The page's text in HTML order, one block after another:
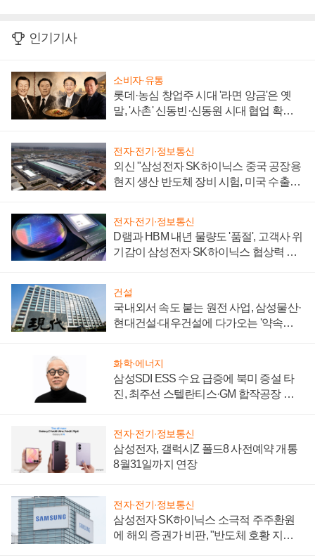
인기기사
소비자·유통
롯데·농심 창업주 시대 '라면 앙금'은 옛
말, '사촌' 신동빈·신동원 시대 협업 확대
전자·전기·정보통신
외신 "삼성전자 SK하이닉스 중국 공장용
현지 생산 반도체 장비 시험, 미국 수출통
전자·전기·정보통신
D램과 HBM 내년 물량도 '품절', 고객사 위
기감이 삼성전자 SK하이닉스 협상력 더
건설
국내외서 속도 붙는 원전 사업, 삼성물산·
현대건설·대우건설에 다가오는 '약속의
화학·에너지
삼성SDI ESS 수요 급증에 북미 증설 타
진, 최주선 스텔란티스·GM 합작공장 건
전자·전기·정보통신
삼성전자, 갤럭시Z 폴드8 사전예약 개통
8월31일까지 연장
전자·전기·정보통신
삼성전자 SK하이닉스 소극적 주주환원
에 해외 증권가 비판, "반도체 호황 지속